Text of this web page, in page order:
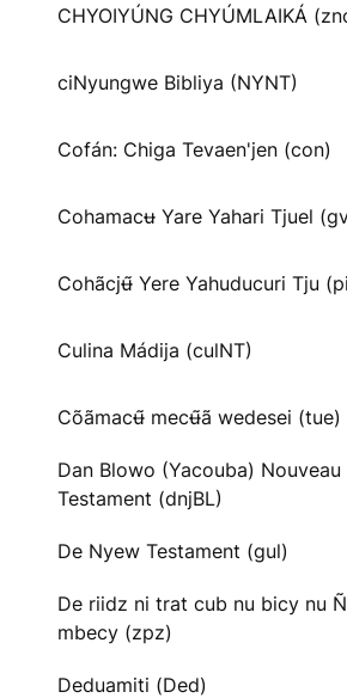
CHYOIYÚNG CHYÚMLAIKÁ
ciNyungwe Bibliya (NYNT)
Cofán: Chiga Tevaen'jen (con)
Cohamacʉ Yare Yahari Tjuel
Cohãcjʉ̃ Yere Yahuducuri Tju
Culina Mádija (culNT)
Cõãmacʉ̃ mecʉ̃ã wedesei (tue)
Dan Blowo (Yacouba) Nouveau
Testament (dnjBL)
De Nyew Testament (gul)
De riidz ni trat cub nu bicy nu
mbecy (zpz)
Deduamiti (Ded)